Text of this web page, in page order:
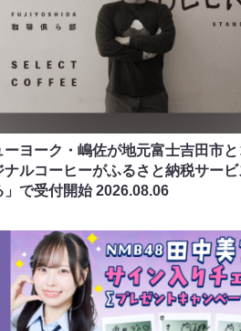
ーヨーク・嶋佐が地元富士吉田市
ナルコーヒーがふるさと納税サービ
」で受付開始2026.08.06